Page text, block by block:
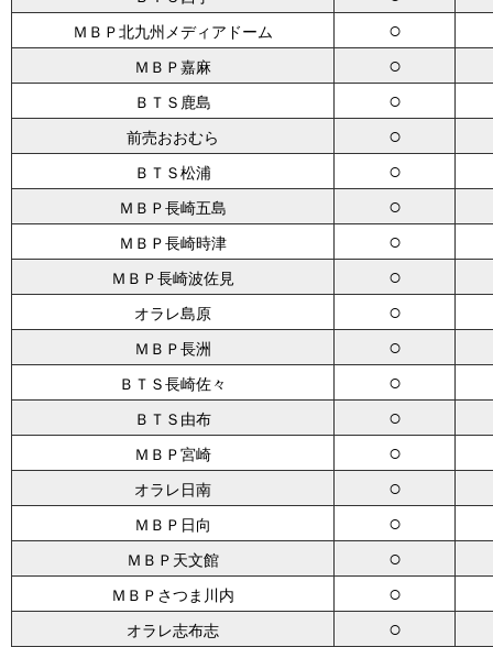
ＭＢＰ北九州メディアドーム ○
ＭＢＰ嘉麻 ○
ＢＴＳ鹿島 ○
前売おおむら ○
ＢＴＳ松浦 ○
ＭＢＰ長崎五島 ○
ＭＢＰ長崎時津 ○
ＭＢＰ長崎波佐見 ○
オラレ島原 ○
ＭＢＰ長洲 ○
ＢＴＳ長崎佐々 ○
ＢＴＳ由布 ○
ＭＢＰ宮崎 ○
オラレ日南 ○
ＭＢＰ日向 ○
ＭＢＰ天文館 ○
ＭＢＰさつま川内 ○
オラレ志布志 ○